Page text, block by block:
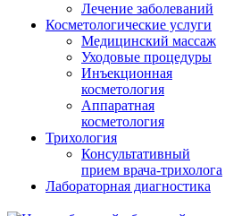
Лечение заболеваний
Косметологические услуги
Медицинский массаж
Уходовые процедуры
Инъекционная
косметология
Аппаратная
косметология
Трихология
Консультативный
прием врача-трихолога
Лабораторная диагностика